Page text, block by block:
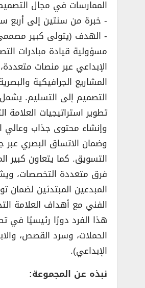
الممارسات في مجال
­- خبرة من سنتين إلى أربع
­- الهدف (يتولى كبير
مسؤولية قيادة مبادرات
الإبداعي عبر منصات
المشاريع الجرافيكية
التصميم إلى التسليم.
تطوير استراتيجيات العلامة
وإنشاء محتوى جذاب وعالي
وضمان الاتساق البصري عبر
التسويق. كما يتعاون كبير
فرق متعددة التخصصات،
المبدعين المبتدئين لضمان
الفني مع أهداف العلامة
هذا الفرد دورًا رئيسيًا في
الحملات، وسرد القصص،
الإبداعي).
نبذه عن المجموعة: